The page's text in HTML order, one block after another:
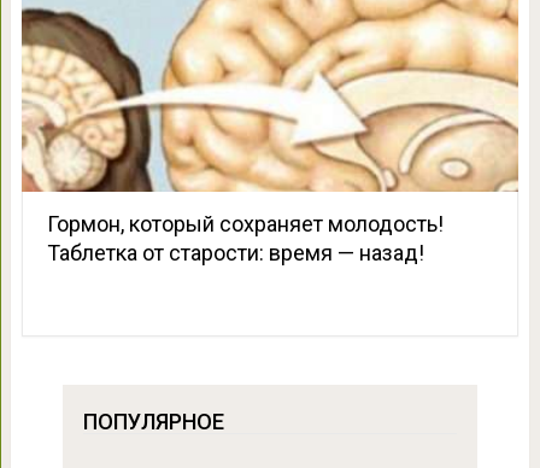
Гормон, который сохраняет молодость!
Таблетка от старости: время — назад!
ПОПУЛЯРНОЕ